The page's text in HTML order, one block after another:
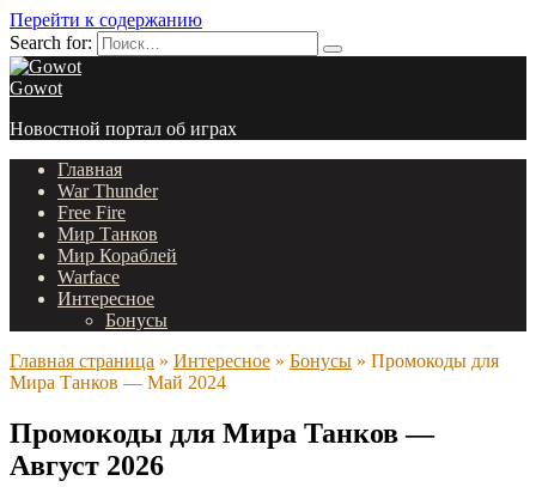
Перейти к содержанию
Search for:
Gowot
Новостной портал об играх
Главная
War Thunder
Free Fire
Мир Танков
Мир Кораблей
Warface
Интересное
Бонусы
Главная страница » Интересное » Бонусы » Промокоды для
Мира Танков — Май 2024
Промокоды для Мира Танков —
Август 2026